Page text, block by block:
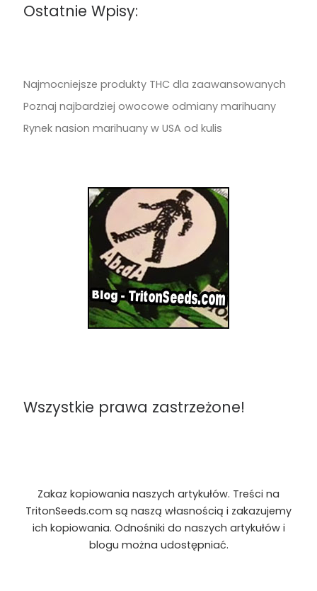
Ostatnie Wpisy:
Najmocniejsze produkty THC dla zaawansowanych
Poznaj najbardziej owocowe odmiany marihuany
Rynek nasion marihuany w USA od kulis
Wszystkie prawa zastrzeżone!
Zakaz kopiowania naszych artykułów. Treści na
TritonSeeds.com są naszą własnością i zakazujemy
ich kopiowania. Odnośniki do naszych artykułów i
blogu można udostępniać.